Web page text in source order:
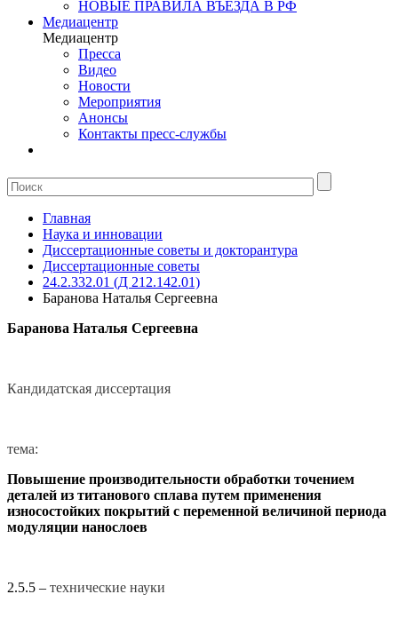
НОВЫЕ ПРАВИЛА ВЪЕЗДА В РФ
Медиацентр
Медиацентр
Пресса
Видео
Новости
Мероприятия
Анонсы
Контакты пресс-службы
Главная
Наука и инновации
Диссертационные советы и докторантура
Диссертационные советы
24.2.332.01 (Д 212.142.01)
Баранова Наталья Сергеевна
Баранова Наталья Сергеевна
Кандидатская диссертация
тема:
Повышение производительности обработки точением
деталей из титанового сплава путем применения
износостойких покрытий с переменной величиной периода
модуляции нанослоев
2.5.5 – технические науки